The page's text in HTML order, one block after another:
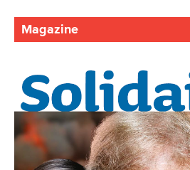
Magazine